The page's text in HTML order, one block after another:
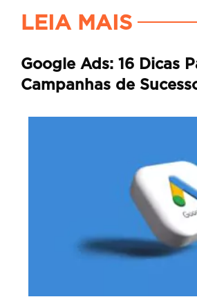
LEIA MAIS
Google Ads: 16 Dicas
Campanhas de